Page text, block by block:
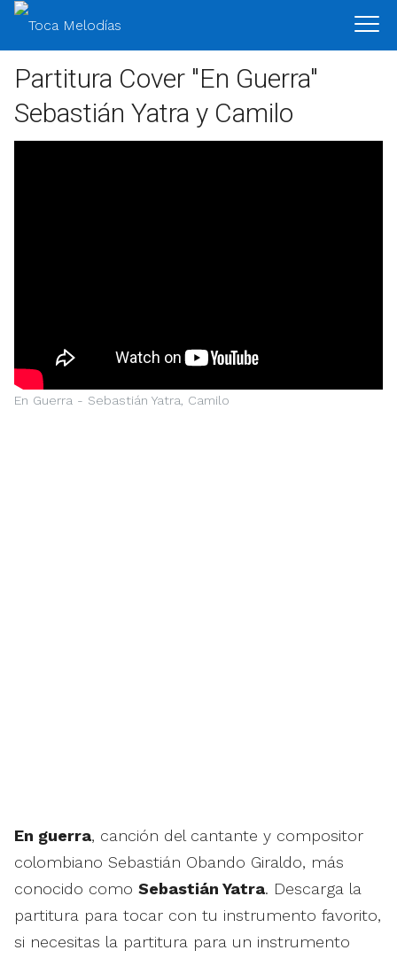
Partitura Cover "En Guerra"
Sebastián Yatra y Camilo
En Guerra - Sebastián Yatra, Camilo
En guerra, canción del cantante y compositor
colombiano Sebastián Obando Giraldo, más
conocido como Sebastián Yatra. Descarga la
partitura para tocar con tu instrumento favorito,
si necesitas la partitura para un instrumento